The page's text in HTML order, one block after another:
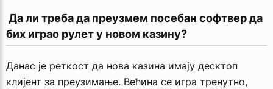
бих играо рулет у новом казину?
Данас је реткост да нова казина имају десктоп
клијент за преузимање. Већина се игра тренутно,